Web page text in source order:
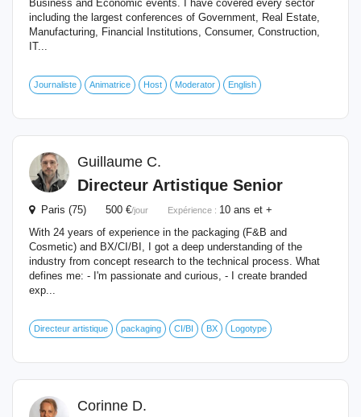
Business and Economic events. I have covered every sector
including the largest conferences of Government, Real Estate,
Manufacturing, Financial Institutions, Consumer, Construction,
IT...
Journaliste Animatrice Host Moderator English
Guillaume C.
Directeur Artistique Senior
Paris (75) 500 €/jour Expérience : 10 ans et +
With 24 years of experience in the packaging (F&B and
Cosmetic) and BX/CI/BI, I got a deep understanding of the
industry from concept research to the technical process. What
defines me: - I'm passionate and curious, - I create branded
exp...
Directeur artistique packaging CI/BI BX Logotype
Corinne D.